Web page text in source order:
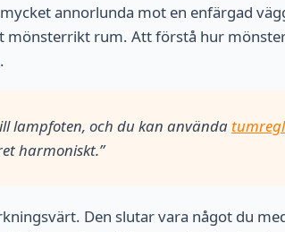
annorlunda mot en enfärgad
mönsterrikt rum. Att förstå hur
lampfoten, och du kan använda
harmoniskt.”
Den slutar vara något du